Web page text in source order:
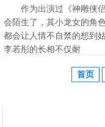
作为出演过《神雕侠
会陌生了，其小龙女的角
都会让人情不自禁的想到
李若彤的长相不仅耐
首页